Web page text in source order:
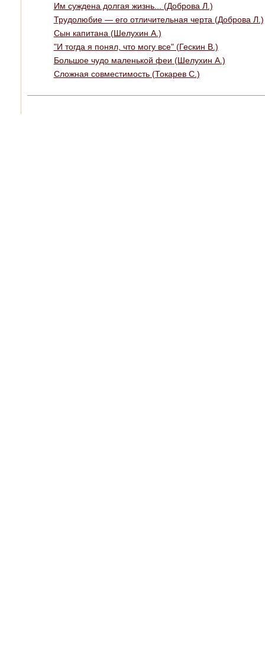
Им суждена долгая жизнь... (Доброва Л.)
Трудолюбие — его отличительная черта (Доброва Л.)
Сын капитана (Шелухин А.)
"И тогда я понял, что могу все" (Гескин В.)
Большое чудо маленькой феи (Шелухин А.)
Сложная совместимость (Токарев С.)